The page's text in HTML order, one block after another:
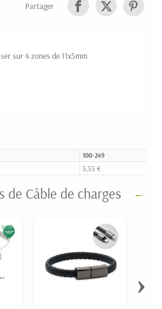
Partager
sur 4 zones de 11x5mm
100-249
5,55 €
de Câble de charges
›